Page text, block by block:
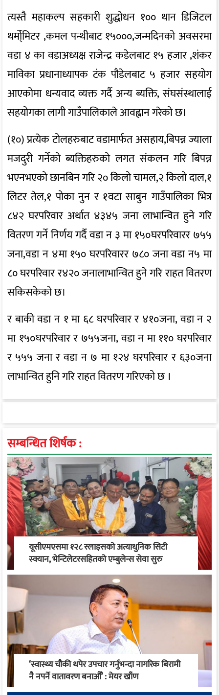
त्यस्तै महाकल्प सहकारी शुद्धोधन १०० थान डिजिटल
थर्मो्मिटर ,कमल पन्थीबाट १५०००,जन्मदिनको अवसरमा
वडा ४ का वडाअध्यक्ष राजेन्द्र कडेलबाट १५ हजार ,शंकर
माविका प्रधानाध्यापक टंक पौडेलबाट ५ हजार सहयोग
आएकोमा धन्यवाद व्यक्त गर्दै अन्य ब्यक्ति, संघसंस्थालाई
सहयोगका लागी गाउँपालिकाले आवह्वान गरेको छ।
(१०) प्रत्येक टोलहरुबाट वडामार्फत असहाय,बिपन्न ज्याला
मजदुरी गर्नेको ब्यक्तिहरुको लगत संकलन गरि बिपन्न
भएनभएको छानबिन गरि २० किलो चामल,२ किलो दाल,१
लिटर तेल,१ पोका नुन र १वटा साबुन गाउँपालिका भित्र
८४२ घरपरिवार अर्थात ४३४५ जना लाभान्वित हुने गरि
वितरण गर्ने निर्णय गर्दै वडा न ३ मा १५०घरपरिवारर ७५५
जना,वडा न ४मा १५० घरपरिवारर ७८० जना वडा न५ मा
८० घरपरिवार र४२० जनालाभान्वित हुने गरि राहत वितरण
सकिसकेको छ।
र बाकी वडा न १ मा ६८ घरपरिवार र ४१०जना, वडा न २
मा १५०घरपरिवार र ७५५जना, वडा न मा ११० घरपरिवार
र ५५५ जना र वडा न ७ मा १२४ घरपरिवार र ६३०जना
लाभान्वित हुनि गरि राहत वितरण गरिएको छ ।
सम्बन्धित शिर्षक :
यूसीएमएसमा १२८ स्लाइसको अत्याधुनिक सिटी
स्क्यान, भेन्टिलेटरसहितको एम्बुलेन्स सेवा सुरु
‘स्वास्थ्य चौकी थपेर उपचार गर्नुभन्दा नागरिक बिरामी
नै नपर्ने वातावरण बनाऔँ’ : मेयर खाँण